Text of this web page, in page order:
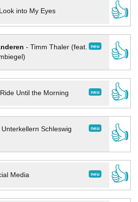
Look into My Eyes
👍
neu
- Timm Thaler (feat.
👍
neu
Ride Until the Morning
👍
neu
Unterkellern Schleswig
👍
neu
Media
👍